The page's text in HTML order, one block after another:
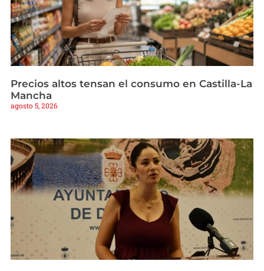
Precios altos tensan el consumo en Castilla-La
Mancha
agosto 5, 2026